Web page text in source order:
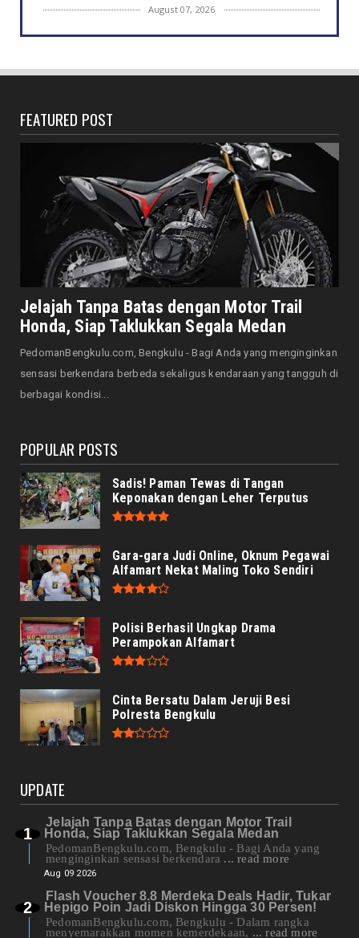
August 07, 2026
DAERAH
Gelar Lomba Kebersihan...
Jaga Kehormatan Simbol Negara, Walikota:
Jangan Pasang Bende...
August 07, 2026
DAERAH
Bersama Forkopimda, Walikota – Wawali
Bagikan 5.000 Bendera ...
August 07, 2026
JELAJAH
Saat Amal Masjid Keliru, Nasib Negeri
Mengharu-biru
August 07, 2026
Honda CUV e: Motor Listrik Canggih, Penuh
FEATURED POST
Jelajah Tanpa Batas dengan Motor Trail
Honda, Siap Taklukkan Segala Medan
PedomanBengkulu.com, Bengkulu - Bagi Anda yang menginginkan
sensasi berkendara berbeda sekaligus kendaraan yang tangguh di
berbagai kondisi...
POPULAR POSTS
Sadis! Paman Tewas di Tangan
Keponakan dengan Leher Terputus
Gara-gara Judi Online, Oknum Pegawai
Alfamart Nekat Maling Toko Sendiri
Polisi Berhasil Ungkap Drama
Perampokan Alfamart
Cinta Bersatu Dalam Jeruji Besi
Polresta Bengkulu
UPDATE
Jelajah Tanpa Batas dengan Motor Trail
Honda, Siap Taklukkan Segala Medan
PedomanBengkulu.com, Bengkulu - Bagi Anda yang
menginginkan sensasi berkendara ... read more
Aug 09 2026
Flash Voucher 8.8 Merdeka Deals Hadir, Tukar
Hepigo Poin Jadi Diskon Hingga 30 Persen!
PedomanBengkulu.com, Bengkulu - Dalam rangka
menyemarakkan momen kemerdekaan, ... read more